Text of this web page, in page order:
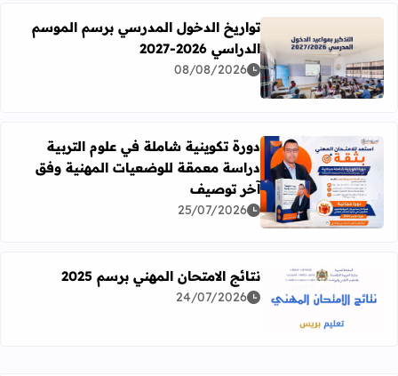
اقرأ المزيد عن تواريخ الدخول المدرسي برسم الموسم الدراسي 2026-
تواريخ الدخول المدرسي برسم الموسم
الدراسي 2026-2027
08/08/2026
اقرأ المزيد عن دورة تكوينية شاملة في علوم التربية
دورة تكوينية شاملة في علوم التربية
دراسة معمقة للوضعيات المهنية وفق
آخر توصيف
25/07/2026
اقرأ المزيد عن نتائج الامتحان المهني برسم 2025
نتائج الامتحان المهني برسم 2025
24/07/2026